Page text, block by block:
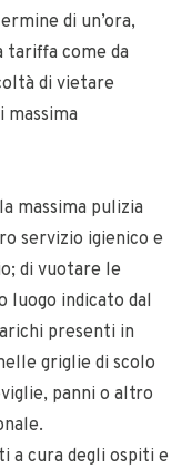
di un’ora,
tariffa come da
di vietare
massima
massima pulizia
servizio igienico e
di vuotare le
luogo indicato dal
presenti in
griglie di scolo
panni o altro
a cura degli ospiti e